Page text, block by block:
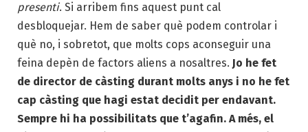
presenti. Si arribem fins aquest punt cal
desbloquejar. Hem de saber què podem controlar i
què no, i sobretot, que molts cops aconseguir una
feina depèn de factors aliens a nosaltres. Jo he fet
de director de càsting durant molts anys i no he fet
cap càsting que hagi estat decidit per endavant.
Sempre hi ha possibilitats que t’agafin. A més, el